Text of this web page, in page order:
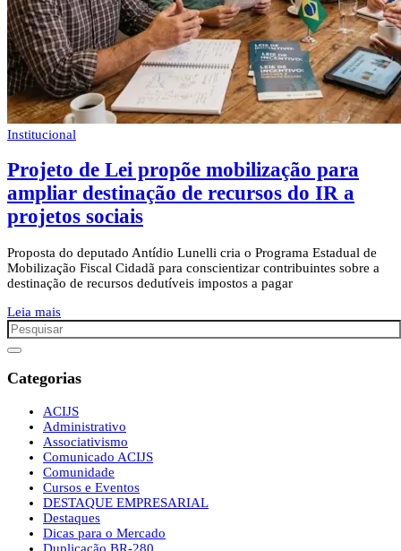
Institucional
Projeto de Lei propõe mobilização para
ampliar destinação de recursos do IR a
projetos sociais
Proposta do deputado Antídio Lunelli cria o Programa Estadual de
Mobilização Fiscal Cidadã para conscientizar contribuintes sobre a
destinação de recursos dedutíveis impostos a pagar
Leia mais
Categorias
ACIJS
Administrativo
Associativismo
Comunicado ACIJS
Comunidade
Cursos e Eventos
DESTAQUE EMPRESARIAL
Destaques
Dicas para o Mercado